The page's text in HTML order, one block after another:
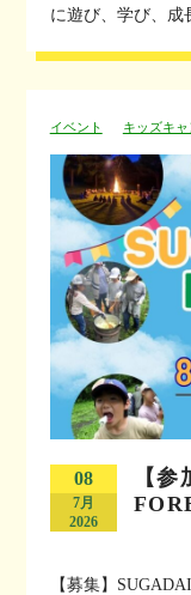
に遊び、学び、成
イベント キッズキャ
08
7月
2026
【
【募集】